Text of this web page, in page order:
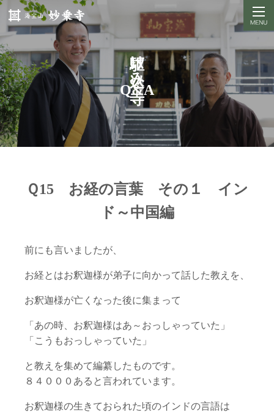
駆け込み寺
Q&A
Ｑ15 お経の言葉 その１ イン
ド～中国編
前にも言いましたが、
お経とはお釈迦様が弟子に向かって話した教えを、
お釈迦様が亡くなった後に集まって
「あの時、お釈迦様はあ～おっしゃっていた」
「こうもおっしゃっていた」
と教えを集めて編纂したものです。
８４０００あると言われています。
お釈迦様の生きておられた頃のインドの言語は